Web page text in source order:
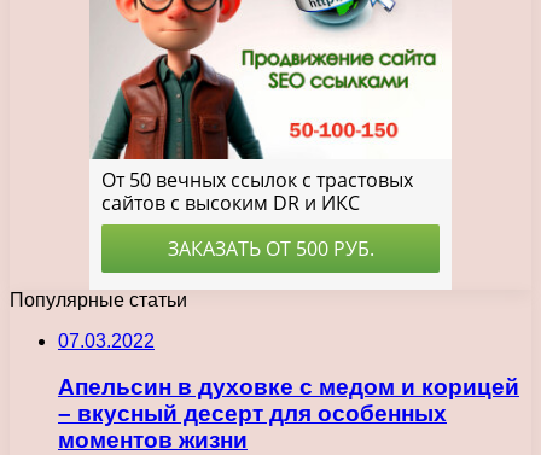
Популярные статьи
07.03.2022
Апельсин в духовке с медом и корицей
– вкусный десерт для особенных
моментов жизни